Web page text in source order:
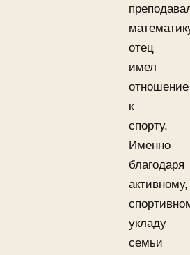
отец
имел
отношение
к
спорту.
Именно
благодаря
активному,
укладу
семьи